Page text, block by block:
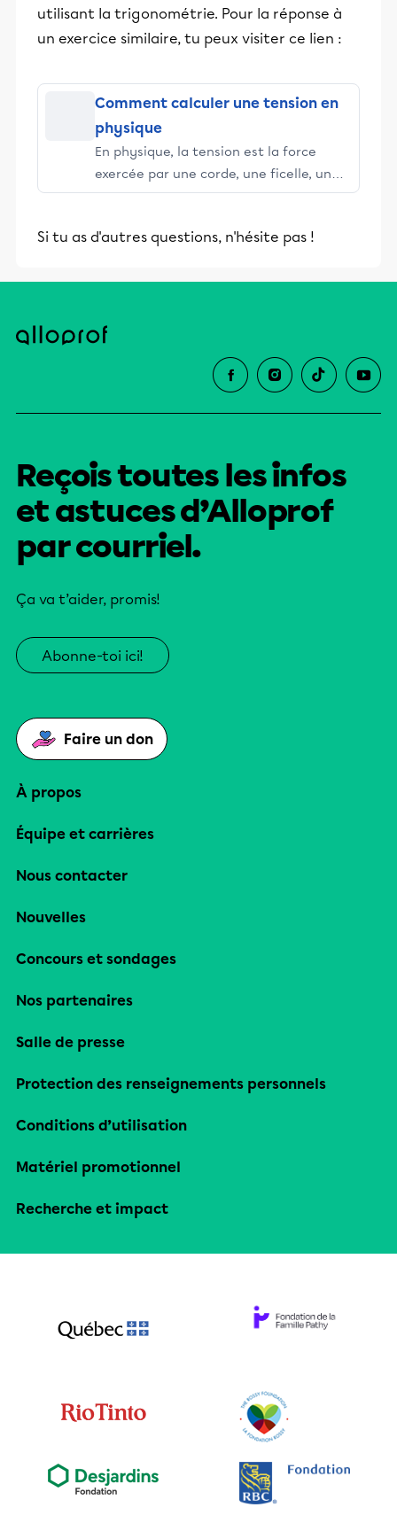
utilisant la trigonométrie. Pour la réponse à
un exercice similaire, tu peux visiter ce lien :
Comment calculer une tension en
physique
En physique, la tension est la force
exercée par une corde, une ficelle, un
câble, etc. sur un ou plusieurs objets qui
suspendu à la verticale, qu'il oscille, qu'il
Si tu as d'autres questions, n'hésite pas !
Reçois toutes les infos
et astuces d’Alloprof
par courriel.
Ça va t’aider, promis!
Abonne-toi ici!
Faire un don
À propos
Équipe et carrières
Nous contacter
Nouvelles
Concours et sondages
Nos partenaires
Salle de presse
Protection des renseignements personnels
Conditions d’utilisation
Matériel promotionnel
Recherche et impact